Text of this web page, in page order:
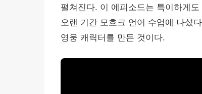
펼쳐진다. 이 에피소드는 특이하게
오랜 기간 모흐크 언어 수업에 나섰
영웅 캐릭터를 만든 것이다.